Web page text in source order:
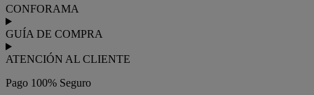
CONFORAMA
GUÍA DE COMPRA
ATENCIÓN AL CLIENTE
Pago 100% Seguro